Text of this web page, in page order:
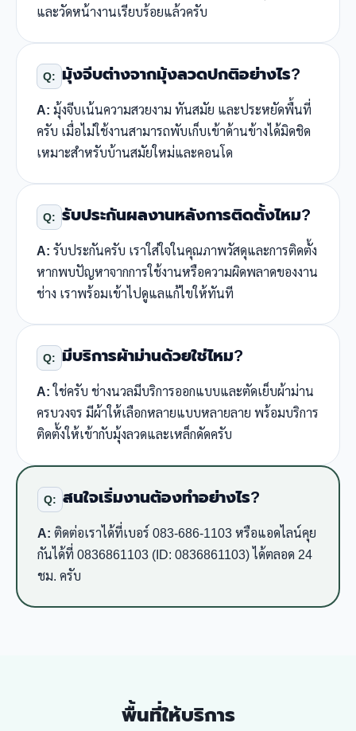
และวัดหน้างานเรียบร้อยแล้วครับ
Q: มุ้งจีบต่างจากมุ้งลวดปกติอย่างไร?
A: มุ้งจีบเน้นความสวยงาม ทันสมัย และประหยัดพื้นที่
ครับ เมื่อไม่ใช้งานสามารถพับเก็บเข้าด้านข้างได้มิดชิด
เหมาะสำหรับบ้านสมัยใหม่และคอนโด
Q: รับประกันผลงานหลังการติดตั้งไหม?
A: รับประกันครับ เราใส่ใจในคุณภาพวัสดุและการติดตั้ง
หากพบปัญหาจากการใช้งานหรือความผิดพลาดของงาน
ช่าง เราพร้อมเข้าไปดูแลแก้ไขให้ทันที
Q: มีบริการผ้าม่านด้วยใช่ไหม?
A:ใช่ครับ ช่างนวลมีบริการออกแบบและตัดเย็บผ้าม่าน
ครบวงจร มีผ้าให้เลือกหลายแบบหลายลาย พร้อมบริการ
ติดตั้งให้เข้ากับมุ้งลวดและเหล็กดัดครับ
Q: สนใจเริ่มงานต้องทำอย่างไร?
A: ติดต่อเราได้ที่เบอร์ 083-686-1103 หรือแอดไลน์คุย
กันได้ที่ 0836861103 (ID: 0836861103) ได้ตลอด 24
ชม. ครับ
พื้นที่ให้บริการ